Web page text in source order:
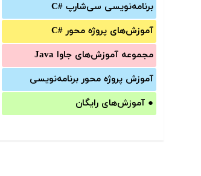
برنامه‌‌نویسی سی‌شارپ C#‎
آموزش‌های پروژه محور #C
مجموعه آموزش‌های جاوا Java
آموزش‌ پروژه محور برنامه‌نویسی
● آموزش‌های رایگان